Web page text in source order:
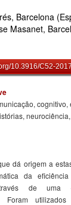
Barcelona
Masanet,
10.3916/C52-
cognitivo,
dá origem a
da eficiência
de uma
Foram